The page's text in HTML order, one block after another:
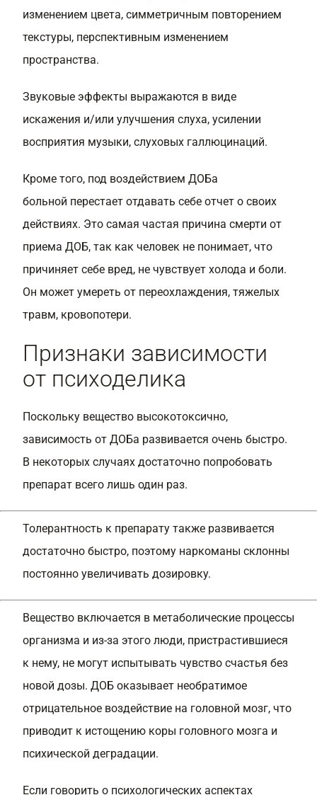
изменением цвета, симметричным повторением
текстуры, перспективным изменением
пространства.
Звуковые эффекты выражаются в виде
искажения и/или улучшения слуха, усилении
восприятия музыки, слуховых галлюцинаций.
Кроме того, под воздействием ДОБа
больной перестает отдавать себе отчет о своих
действиях. Это самая частая причина смерти от
приема ДОБ, так как человек не понимает, что
причиняет себе вред, не чувствует холода и боли.
Он может умереть от переохлаждения, тяжелых
травм, кровопотери.
Признаки зависимости
от психоделика
Поскольку вещество высокотоксично,
зависимость от ДОБа развивается очень быстро.
В некоторых случаях достаточно попробовать
препарат всего лишь один раз.
Толерантность к препарату также развивается
достаточно быстро, поэтому наркоманы склонны
постоянно увеличивать дозировку.
Вещество включается в метаболические процессы
организма и из-за этого люди, пристрастившиеся
к нему, не могут испытывать чувство счастья без
новой дозы. ДОБ оказывает необратимое
отрицательное воздействие на головной мозг, что
приводит к истощению коры головного мозга и
психической деградации.
Если говорить о психологических аспектах